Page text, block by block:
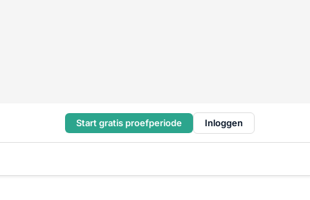
Start gratis proefperiode Inloggen